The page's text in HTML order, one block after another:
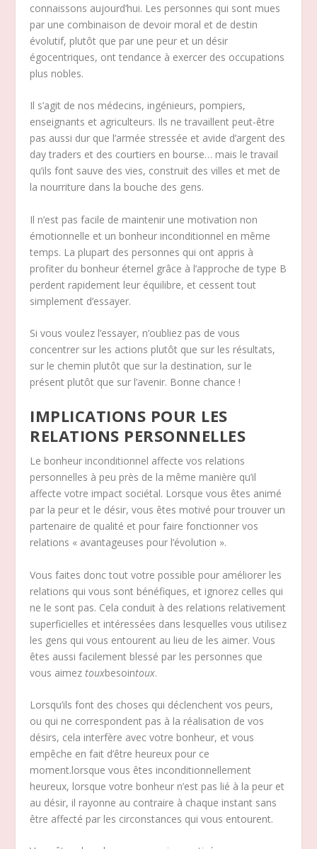
connaissons aujourd’hui. Les personnes qui sont mues
par une combinaison de devoir moral et de destin
évolutif, plutôt que par une peur et un désir
égocentriques, ont tendance à exercer des occupations
plus nobles.
Il s’agit de nos médecins, ingénieurs, pompiers,
enseignants et agriculteurs. Ils ne travaillent peut-être
pas aussi dur que l’armée stressée et avide d’argent des
day traders et des courtiers en bourse… mais le travail
qu’ils font sauve des vies, construit des villes et met de
la nourriture dans la bouche des gens.
Il n’est pas facile de maintenir une motivation non
émotionnelle et un bonheur inconditionnel en même
temps. La plupart des personnes qui ont appris à
profiter du bonheur éternel grâce à l’approche de type B
perdent rapidement leur équilibre, et cessent tout
simplement d’essayer.
Si vous voulez l’essayer, n’oubliez pas de vous
concentrer sur les actions plutôt que sur les résultats,
sur le chemin plutôt que sur la destination, sur le
présent plutôt que sur l’avenir. Bonne chance !
IMPLICATIONS POUR LES
RELATIONS PERSONNELLES
Le bonheur inconditionnel affecte vos relations
personnelles à peu près de la même manière qu’il
affecte votre impact sociétal. Lorsque vous êtes animé
par la peur et le désir, vous êtes motivé pour trouver un
partenaire de qualité et pour faire fonctionner vos
relations « avantageuses pour l’évolution ».
Vous faites donc tout votre possible pour améliorer les
relations qui vous sont bénéfiques, et ignorez celles qui
ne le sont pas. Cela conduit à des relations relativement
superficielles et intéressées dans lesquelles vous utilisez
les gens qui vous entourent au lieu de les aimer. Vous
êtes aussi facilement blessé par les personnes que
vous aimeztouxbesointoux.
Lorsqu’ils font des choses qui déclenchent vos peurs,
ou qui ne correspondent pas à la réalisation de vos
désirs, cela interfère avec votre bonheur, et vous
empêche en fait d’être heureux pour ce
moment.lorsque vous êtes inconditionnellement
heureux, lorsque votre bonheur n’est pas lié à la peur et
au désir, il rayonne au contraire à chaque instant sans
être affecté par les circonstances qui vous entourent.